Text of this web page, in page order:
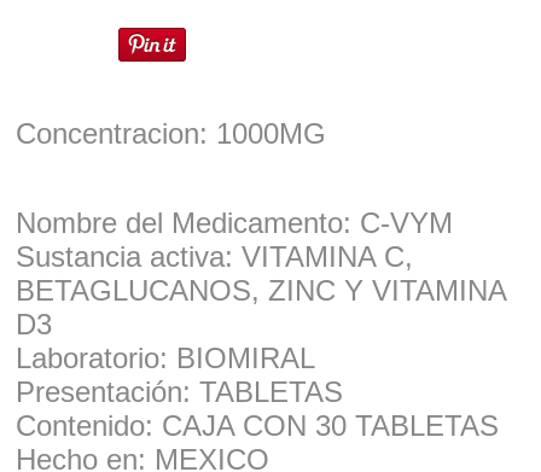
Concentracion: 1000MG
Nombre del Medicamento: C-VYM
Sustancia activa: VITAMINA C,
BETAGLUCANOS, ZINC Y VITAMINA
D3
Laboratorio: BIOMIRAL
Presentación: TABLETAS
Contenido: CAJA CON 30 TABLETAS
Hecho en: MEXICO